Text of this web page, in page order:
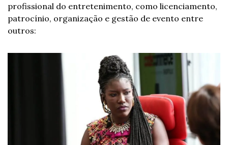
profissional do entretenimento, como licenciamento,
patrocínio, organização e gestão de evento entre
outros: